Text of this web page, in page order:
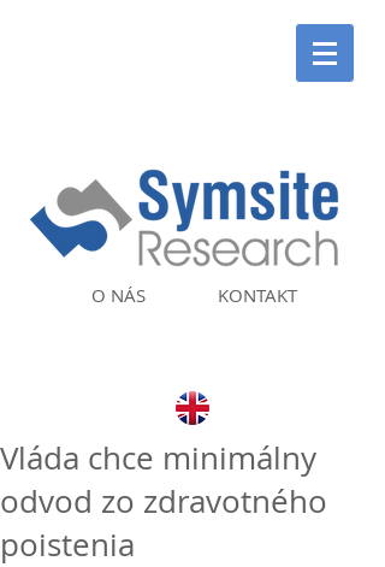
KONTAKT
O NÁS
Vláda chce minimálny
odvod zo zdravotného
poistenia